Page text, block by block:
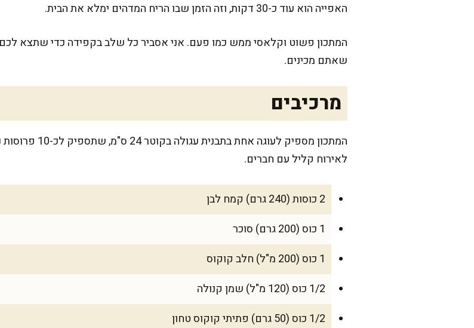
האפייה הוא עוד כ-30 דקות, וזה הזמן שבו הריח המדהים ימלא את הבית.
המתכון פשוט וקלאסי ממש כמו פעם. אני אסביר כל שלב בקפידה כדי שתצא
שאתם מכינים.
מרכיבים
המתכון מספיק
לאירוח קליל עם חברים.
2 כוסות (240 גרם) קמח לבן
1 כוס (200 גרם) סוכר
1 כוס (200 מ"ל) חלב קוקוס
1/2 כוס (120 מ"ל) שמן קנולה
1/2 כוס (50 גרם) פתיתי קוקוס טחון